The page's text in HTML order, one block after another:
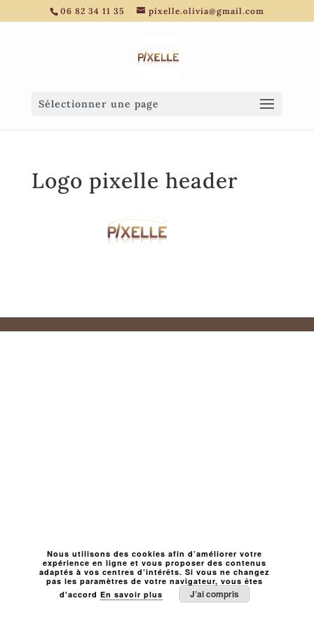
06 82 34 11 35 pixelle.olivia@gmail.com
Sélectionner une page
Logo pixelle header
Nous utilisons des cookies afin d’améliorer votre
expérience en ligne et vous proposer des contenus
adaptés à vos centres d’intérêts. Si vous ne changez
pas les paramètres de votre navigateur, vous êtes
d'accord En savoir plus J’ai compris